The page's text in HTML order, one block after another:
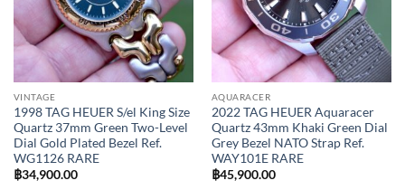
VINTAGE
1998 TAG HEUER S/el King Size
Quartz 37mm Green Two-Level
Dial Gold Plated Bezel Ref.
WG1126 RARE
฿34,900.00
AQUARACER
2022 TAG HEUER Aquaracer
Quartz 43mm Khaki Green Dial
Grey Bezel NATO Strap Ref.
WAY101E RARE
฿45,900.00